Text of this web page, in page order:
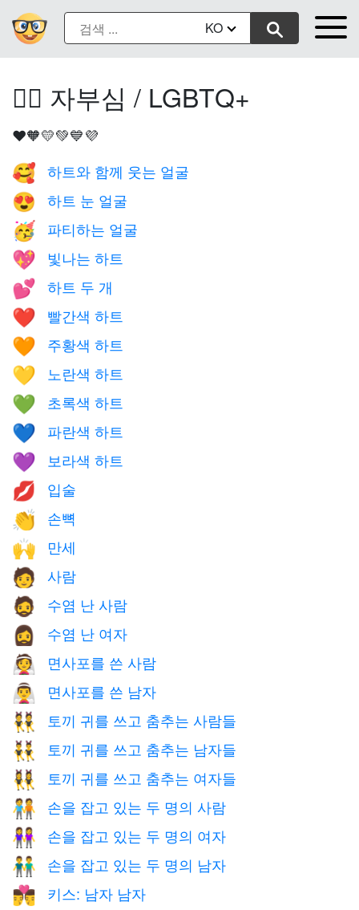
KO
🏳️‍🌈 자부심 / LGBTQ+
❤️🧡💛💚💙💜
🥰 하트와 함께 웃는 얼굴
😍 하트 눈 얼굴
🥳 파티하는 얼굴
💖 빛나는 하트
💕 하트 두 개
❤️ 빨간색 하트
🧡 주황색 하트
💛 노란색 하트
💚 초록색 하트
💙 파란색 하트
💜 보라색 하트
💋 입술
👏 손뼉
🙌 만세
🧑 사람
🧔 수염 난 사람
🧔‍♀️ 수염 난 여자
👰 면사포를 쓴 사람
👰‍♂️ 면사포를 쓴 남자
👯 토끼 귀를 쓰고 춤추는 사람들
👯‍♂️ 토끼 귀를 쓰고 춤추는 남자들
👯‍♀️ 토끼 귀를 쓰고 춤추는 여자들
🧑‍🤝‍🧑 손을 잡고 있는 두 명의 사람
👭 손을 잡고 있는 두 명의 여자
👬 손을 잡고 있는 두 명의 남자
👨‍❤️‍💋‍👨 키스: 남자 남자